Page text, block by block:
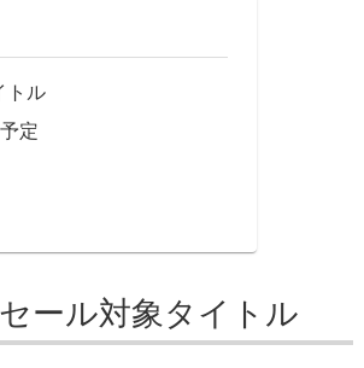
トル
定
ール対象タイトル